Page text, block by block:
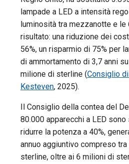
lampade a LED a intensità
luminosità tra mezzanotte e le
risultato: una riduzione dei
56%, un risparmio di 75% per
di ammortamento di 3,7 anni
milione di sterline (Consiglio
Kesteven, 2025).
Il Consiglio della contea del
80.000 apparecchi a LED
ridurre la potenza a 40%,
annuo aggiuntivo compreso
sterline, oltre ai 6 milioni di